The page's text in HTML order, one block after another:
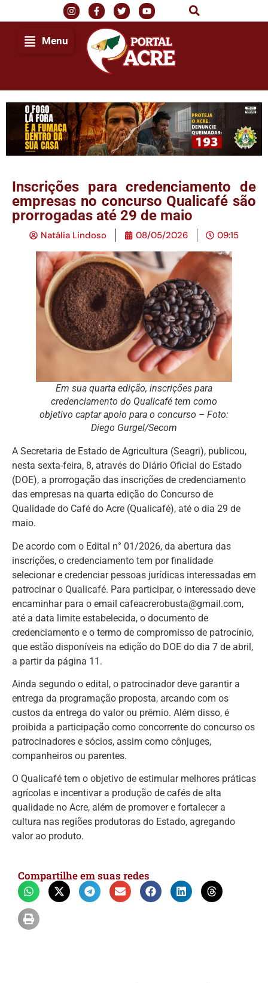
Menu
Inscrições para credenciamento de
empresas no concurso Qualicafé são
prorrogadas até 29 de maio
Natália Lindoso 08/05/2026 09:15
Em sua quarta edição, inscrições para
credenciamento do Qualicafé tem como
objetivo captar apoio para o concurso – Foto:
Diego Gurgel/Secom
A Secretaria de Estado de Agricultura (Seagri), publicou,
nesta sexta-feira, 8, através do Diário Oficial do Estado
(DOE), a prorrogação das inscrições de credenciamento
das empresas na quarta edição do Concurso de
Qualidade do Café do Acre (Qualicafé), até o dia 29 de
maio.
De acordo com o Edital n° 01/2026, da abertura das
inscrições, o credenciamento tem por finalidade
selecionar e credenciar pessoas jurídicas interessadas em
patrocinar o Qualicafé. Para participar, o interessado deve
encaminhar para o email cafeacrerobusta@gmail.com,
até a data limite estabelecida, o documento de
credenciamento e o termo de compromisso de patrocínio,
que estão disponíveis na edição do DOE do dia 7 de abril,
a partir da página 11.
Ainda segundo o edital, o patrocinador deve garantir a
entrega da programação proposta, arcando com os
custos da entrega do valor ou prêmio. Além disso, é
proibida a participação como concorrente do concurso os
patrocinadores e sócios, assim como cônjuges,
companheiros ou parentes.
O Qualicafé tem o objetivo de estimular melhores práticas
agrícolas e incentivar a produção de cafés de alta
qualidade no Acre, além de promover e fortalecer a
cultura nas regiões produtoras do Estado, agregando
valor ao produto.
Compartilhe em suas redes